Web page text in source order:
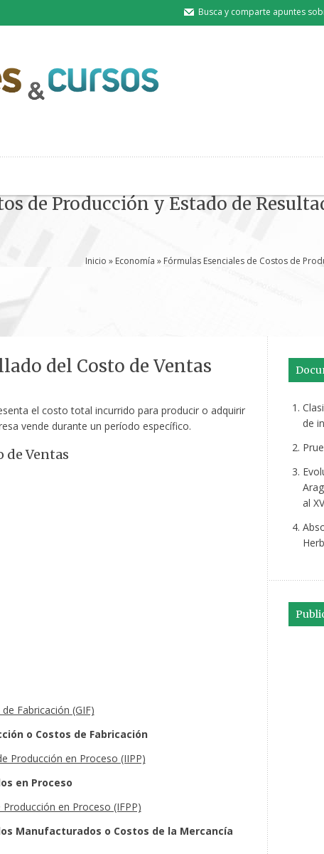
Busca y comparte apuntes
de Producción y Estado de
Inicio » Economía » Fórmulas Esenciales de Costos de
del Costo de Ventas
el costo total incurrido para producir o adquirir
vende durante un período específico.
de Ventas
Fabricación (GIF)
o Costos de Fabricación
Producción en Proceso (IIPP)
en Proceso
en Proceso (IFPP)
Manufacturados o Costos de la Mercancía
de
al XV